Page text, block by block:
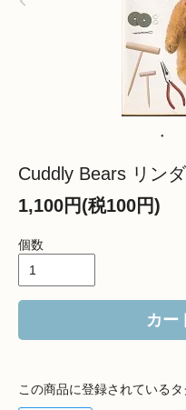
Cuddly Bears リン
1,100円(税100円)
個数
カー
この商品に登録されているタ